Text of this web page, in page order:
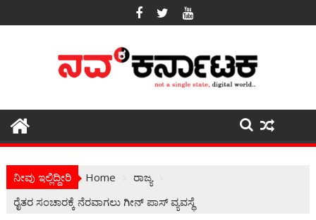
to
ನೀವು ಇಲ್ಲಿದ್ದೀರಿ Home
ರಾಜ್ಯ
ರೈತರ ಸಂಚಾರಕ್ಕೆ ನೆರವಾಗಲು ಗೀನ್ ಪಾಸ್ ವ್ಯವಸ್ಥೆ